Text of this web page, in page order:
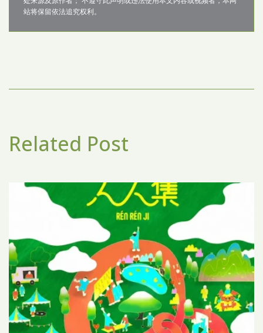
站将保留依法追究权利。
Related Post